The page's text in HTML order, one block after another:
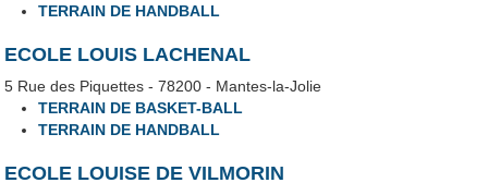
TERRAIN DE HANDBALL
ECOLE LOUIS LACHENAL
5 Rue des Piquettes - 78200 - Mantes-la-Jolie
TERRAIN DE BASKET-BALL
TERRAIN DE HANDBALL
ECOLE LOUISE DE VILMORIN